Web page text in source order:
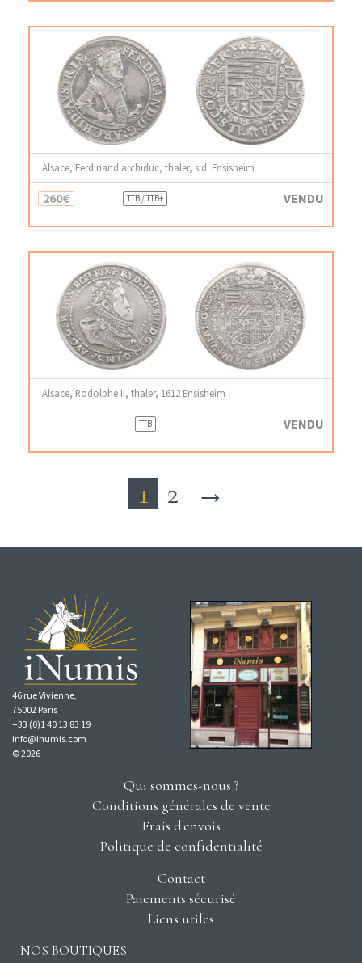
Alsace, Ferdinand archiduc, thaler, s.d. Ensisheim
260€ TTB / TTB+ VENDU
Alsace, Rodolphe II, thaler, 1612 Ensisheim
TTB VENDU
1 2 →
46 rue Vivienne,
75002 Paris
+33 (0)1 40 13 83 19
info@inumis.com
© 2026
Qui sommes-nous ?
Conditions générales de vente
Frais d'envois
Politique de confidentialité
Contact
Paiements sécurisé
Liens utiles
NOS BOUTIQUES